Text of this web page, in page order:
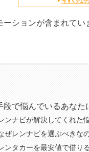
ーションが含まれてい
段で悩んでいるあな
ンナビが解決してくれた
ぜレンナビを選ぶべきな
ンタカーを最安値で借り